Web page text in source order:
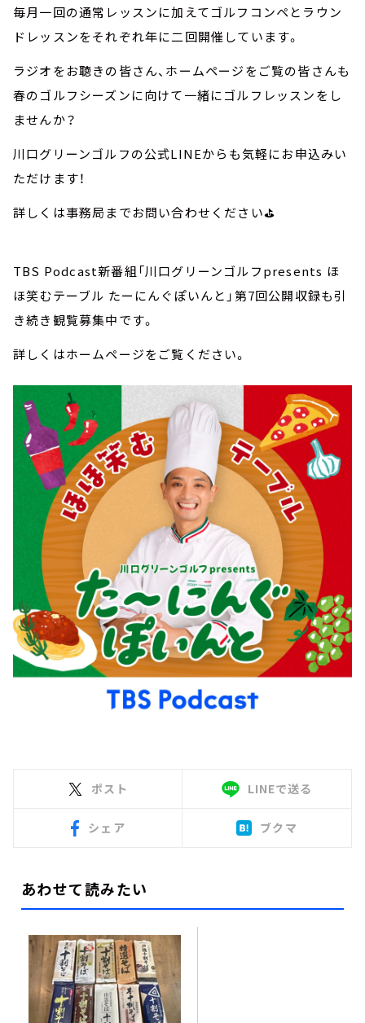
毎月一回の通常レッスンに加えてゴルフコンペとラウン
ドレッスンをそれぞれ年に二回開催しています。
ラジオをお聴きの皆さん、ホームページをご覧の皆さんも
春のゴルフシーズンに向けて一緒にゴルフレッスンをし
ませんか？
川口グリーンゴルフの公式LINEからも気軽にお申込みい
ただけます！
詳しくは事務局までお問い合わせください⛳
TBS Podcast新番組「川口グリーンゴルフpresents ほ
ほ笑むテーブル たーにんぐぽいんと」第7回公開収録も引
き続き観覧募集中です。
詳しくはホームページをご覧ください。
ポスト LINEで送る
シェア ブクマ
あわせて読みたい